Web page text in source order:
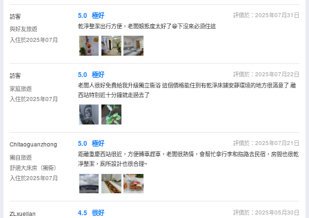
訪客
與好友旅遊
入住於2025年07月
5.0 極好
評價於：2025年07月31日
乾淨整潔出行方便，老闆娘態度太好了😁下沒來必須住這
訪客
家庭旅遊
入住於2025年07月
5.0 極好
評價於：2025年07月22日
老闆人很好免費給我升級獨立衞浴 這個價格能住到有乾淨床鋪安靜環境的地方很滿意了 離
西站特別近十分鐘就走過去了
Chitaoguanzhong
獨自旅遊
舒適大床房（獨衞）
入住於2025年07月
5.0 極好
評價於：2025年07月21日
距離重慶西站很近，方便轉車趕車，老闆很熱情，會幫忙拿行李和指路去民宿，房間也很乾
凈整潔，廁所設計也很合理~
ZLxuelian
4.5 很好
評價於：2025年05月30日